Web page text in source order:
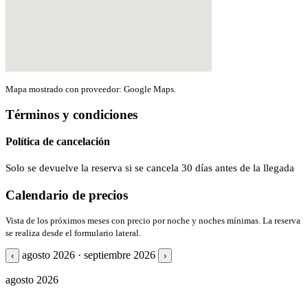
Mapa mostrado con proveedor: Google Maps.
Términos y condiciones
Política de cancelación
Solo se devuelve la reserva si se cancela 30 días antes de la llegada
Calendario de precios
Vista de los próximos meses con precio por noche y noches mínimas. La reserva
se realiza desde el formulario lateral.
‹ agosto 2026 · septiembre 2026 ›
agosto 2026